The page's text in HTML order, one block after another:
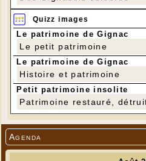
Agenda
Quizz images
Le patrimoine de Gignac
Le petit patrimoine
Le patrimoine de Gignac
Histoire et patrimoine
Petit patrimoine insolite
Patrimoine restauré,